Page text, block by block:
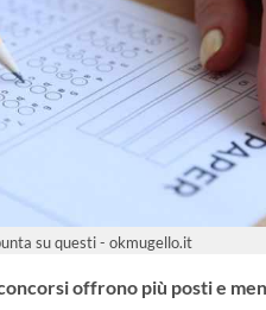
su questi - okmugello.it
offrono più posti e